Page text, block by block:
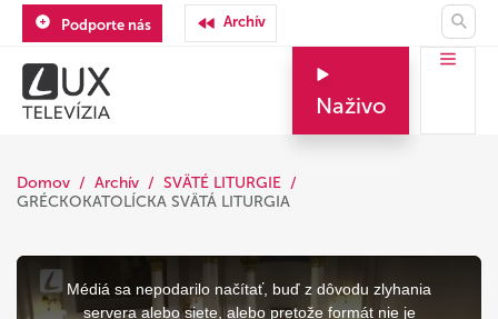
Podporte nás Archív
Naživo
Domov Archív
SVÄTÉ LITURGIE
GRÉCKOKATOLÍCKA SVÄTÁ LITURGIA
This
modal
window.
Médiá sa nepodarilo načítať, buď z dôvodu zlyhania
servera alebo siete, alebo pretože formát nie je